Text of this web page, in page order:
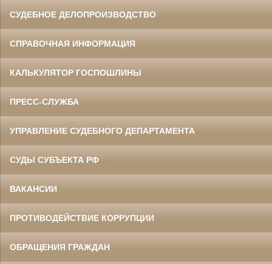
СУДЕБНОЕ ДЕЛОПРОИЗВОДСТВО
СПРАВОЧНАЯ ИНФОРМАЦИЯ
КАЛЬКУЛЯТОР ГОСПОШЛИНЫ
ПРЕСС-СЛУЖБА
УПРАВЛЕНИЕ СУДЕБНОГО ДЕПАРТАМЕНТА
СУДЫ СУБЪЕКТА РФ
ВАКАНСИИ
ПРОТИВОДЕЙСТВИЕ КОРРУПЦИИ
ОБРАЩЕНИЯ ГРАЖДАН